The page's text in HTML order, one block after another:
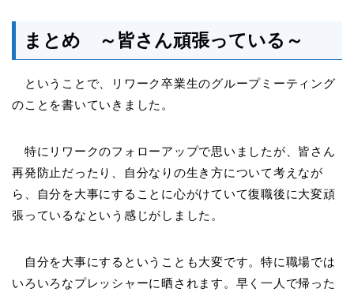
まとめ ～皆さん頑張っている～
ということで、リワーク卒業生のグループミーティング
のことを書いていきました。
特にリワークのフォローアップで思いましたが、皆さん
再発防止だったり、自分なりの生き方について考えなが
ら、自分を大事にすることに心がけていて復職後に大変頑
張っているなという感じがしました。
自分を大事にするということも大変です。特に職場では
いろいろなプレッシャーに晒されます。早く一人で帰った